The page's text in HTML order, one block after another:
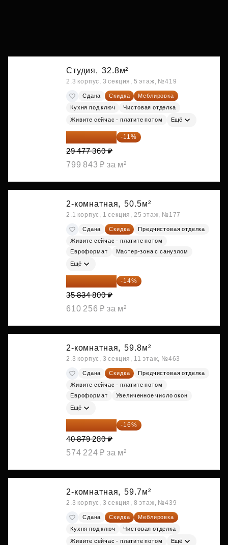
Студия, 32.8м²
2.3 корпус, 3 секция, 5 этаж, №419
Сдана Скидка
Меблировка
Кухня под ключ
Чистовая отделка
Живите сейчас - платите потом Ещё
26 234 850 ₽ -11%
29 477 360 ₽
799 843 ₽ за м²
2-комнатная, 50.5м²
2.1 корпус, 1 секция, 25 этаж, №177
Сдана Скидка
Предчистовая отделка
Живите сейчас - платите потом
Евроформат
Мастер-зона с санузлом
Ещё
30 817 928 ₽ -14%
35 834 800 ₽
610 256 ₽ за м²
2-комнатная, 59.8м²
2.3 корпус, 3 секция, 11 этаж, №463
Сдана Скидка
Предчистовая отделка
Живите сейчас - платите потом
Евроформат
Увеличенное число окон
Ещё
34 338 595 ₽ -16%
40 879 280 ₽
574 224 ₽ за м²
2-комнатная, 59.7м²
2.3 корпус, 3 секция, 8 этаж, №439
Сдана Скидка
Меблировка
Кухня под ключ
Чистовая отделка
Живите сейчас - платите потом Ещё